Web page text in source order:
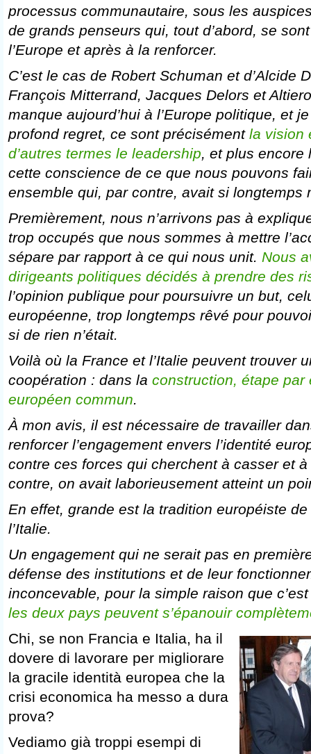
processus communautaire, sous les
de grands penseurs qui, tout d’abord, se
l’Europe et après à la renforcer.
C’est le cas de Robert Schuman et d’Alcide
François Mitterrand, Jacques Delors et
manque aujourd’hui à l’Europe politique, et
profond regret, ce sont précisément la vision
d’autres termes le leadership, et plus encore
cette conscience de ce que nous pouvons
ensemble qui, par contre, avait si longtemps
Premièrement, nous n’arrivons pas à
trop occupés que nous sommes à mettre
sépare par rapport à ce qui nous unit. Nous
dirigeants politiques décidés à prendre des
l’opinion publique pour poursuivre un but,
européenne, trop longtemps rêvé pour
si de rien n’était.
Voilà où la France et l’Italie peuvent trouver
coopération : dans la construction, étape par
européen commun.
À mon avis, il est nécessaire de travailler
renforcer l’engagement envers l’identité
contre ces forces qui cherchent à casser et
contre, on avait laborieusement atteint un
En effet, grande est la tradition européiste
l’Italie.
Un engagement qui ne serait pas en
défense des institutions et de leur
inconcevable, pour la simple raison que
les deux pays peuvent s’épanouir
Chi, se non Francia e Italia, ha il
dovere di lavorare per migliorare
la gracile identità europea che la
crisi economica ha messo a dura
prova?
Vediamo già troppi esempi di